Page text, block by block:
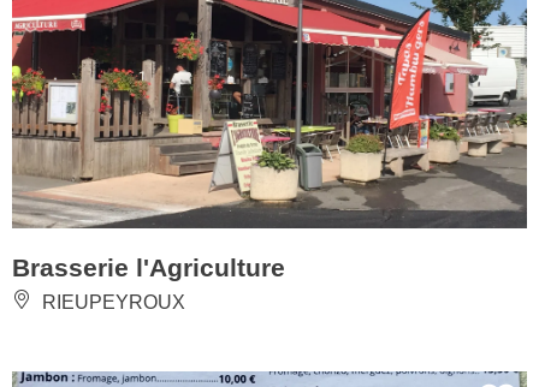
Brasserie l'Agriculture
RIEUPEYROUX